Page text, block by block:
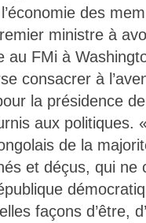
des
ministre à
au FMi à
consacrer à
la présidence
aux politiques.
de la
et déçus, qui ne
façons d’être,